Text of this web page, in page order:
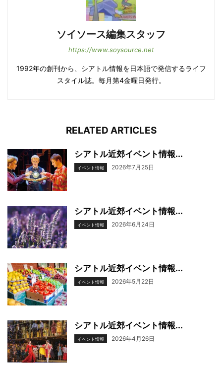
ソイソース編集スタッフ
https://www.soysource.net
1992年の創刊から、シアトル情報を日本語で発信するライフ
スタイル誌。毎月第4金曜日発行。
RELATED ARTICLES
シアトル近郊イベント情報...
イベント情報 2026年7月25日
シアトル近郊イベント情報...
イベント情報 2026年6月24日
シアトル近郊イベント情報...
イベント情報 2026年5月22日
シアトル近郊イベント情報...
イベント情報 2026年4月26日